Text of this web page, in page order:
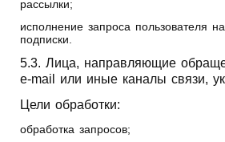
рассылки;
исполнение запроса пользователя
подписки.
5.3. Лица, направляющие
e-mail или иные каналы связи,
Цели обработки:
обработка запросов;